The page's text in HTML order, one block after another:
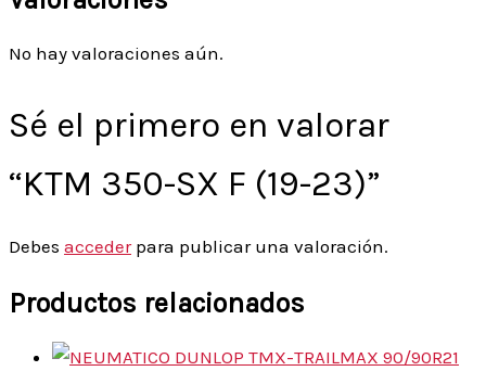
No hay valoraciones aún.
Sé el primero en valorar
“KTM 350-SX F (19-23)”
Debes accederpara publicar una valoración.
Productos relacionados